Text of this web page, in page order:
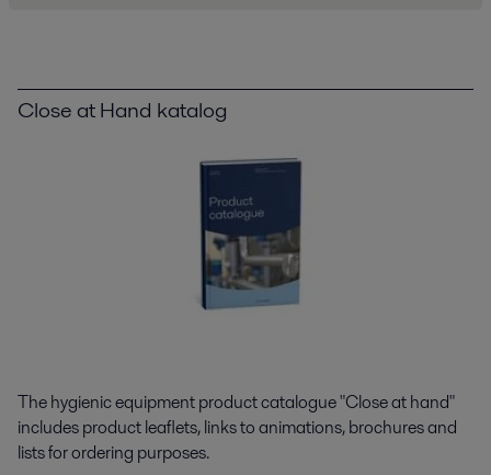
Close at Hand katalog
The hygienic equipment product catalogue "Close at hand"
includes product leaflets, links to animations, brochures and
lists for ordering purposes.